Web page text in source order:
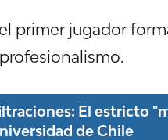
primer jugador
El estricto
de Chile